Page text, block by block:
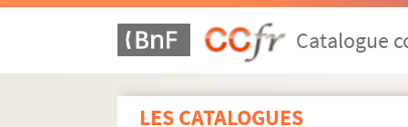
Catalogue
LES CATALOGUES